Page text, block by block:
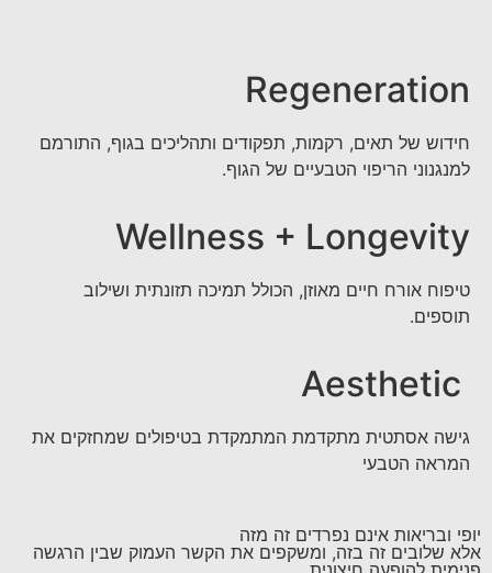
Regeneration
חידוש של תאים, רקמות, תפקודים ותהליכים בגוף, התורמם
למנגנוני הריפוי הטבעיים של הגוף.
Wellness + Longevity
טיפוח אורח חיים מאוזן, הכולל תמיכה תזונתית ושילוב
תוספים.
גישה אסתטית מתקדמת המתמקדת בטיפולים שמחזקים את
המראה הטבעי
יופי ובריאות אינם נפרדים זה מזה
אלא שלובים זה בזה, ומשקפים את הקשר העמוק שבין הרגשה